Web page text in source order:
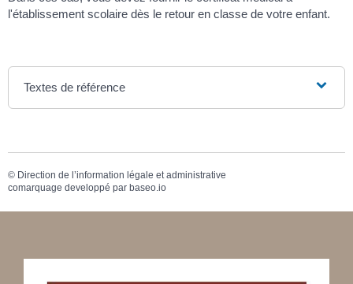
l'établissement scolaire dès le retour en classe de votre enfant.
Textes de référence
© Direction de l’information légale et administrative
comarquage developpé par baseo.io